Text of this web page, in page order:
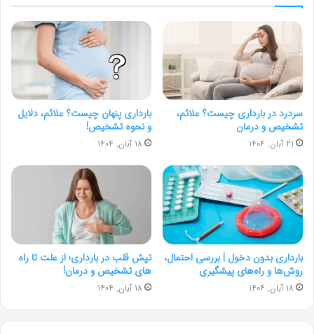
سردرد در بارداری چیست؟ علائم،
تشخیص و درمان
21 آبان, 1404
بارداری پنهان چیست؟ علائم، دلایل
و نحوه تشخیص!
18 آبان, 1404
بارداری بدون دخول | بررسی احتمال،
روش‌ها و راه‌های پیشگیری
18 آبان, 1404
تپش قلب در بارداری؛ از علت تا راه
های تشخیص و درمان!
18 آبان, 1404